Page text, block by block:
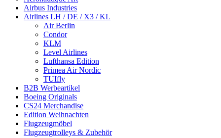
Airbus Industries
Airlines LH / DE / X3 / KL
Air Berlin
Condor
KLM
Level Airlines
Lufthansa Edition
Primea Air Nordic
TUIfly
B2B Werbeartikel
Boeing Originals
CS24 Merchandise
Edition Weihnachten
Flugzeugmöbel
Flugzeugtrolleys & Zubehör